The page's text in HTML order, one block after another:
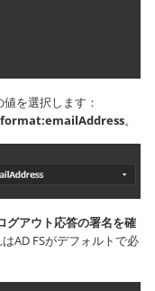
を選択します：
。
グアウト応答の署名を確
AD FSがデフォルトで必